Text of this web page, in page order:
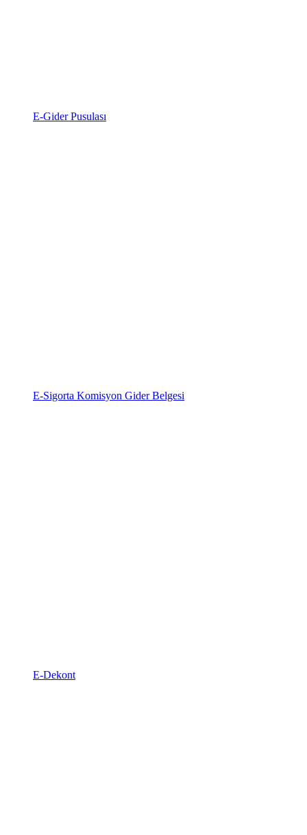
E-Gider Pusulası
E-Sigorta Komisyon Gider Belgesi
E-Dekont